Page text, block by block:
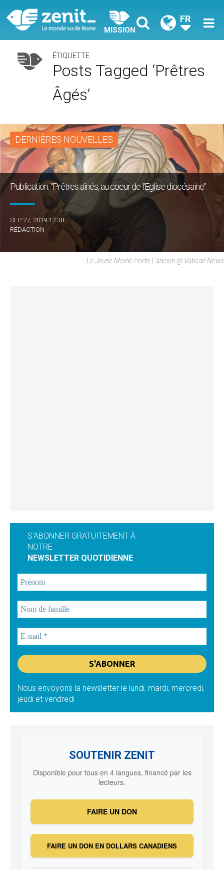
MISSION
FR
ÉTIQUETTE
Posts Tagged ‘prêtres
Âgés’
DERNIÈRES NOUVELLES
Publication: "Prêtres aînés, au coeur de l'Eglise diocésaine"
SEP 27, 2019 12:38
RÉDACTION
Le Jeune Moine Porte L'ancien @ Vatican News
S'ABONNER GRATUITEMENT À
NOTRE
NEWSLETTER QUOTIDIENNE
Nous envoyons la newsletter le lundi, mardi, mercredi,
jeudi et vendredi
SOUTENIR ZENIT
Disponible pour tous en 4 langues, financé par les
lecteurs.
FAIRE UN DON
FAIRE UN DON EN DOLLARS CANADIENS